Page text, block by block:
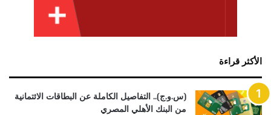
الأكثر قراءة
(س.و.ج).. التفاصيل الكاملة عن البطاقات الائتمانية
من البنك الأهلي المصري